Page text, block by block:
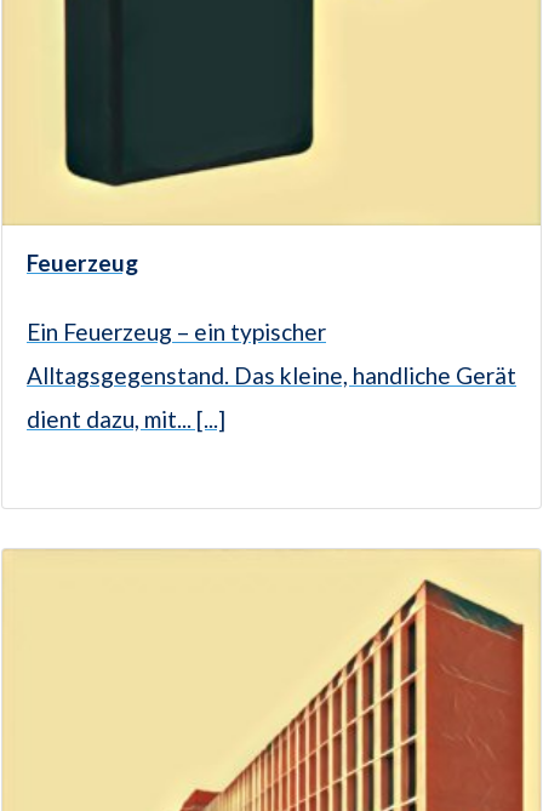
Feuerzeug
Ein Feuerzeug – ein typischer
Alltagsgegenstand. Das kleine, handliche Gerät
dient dazu, mit... [...]